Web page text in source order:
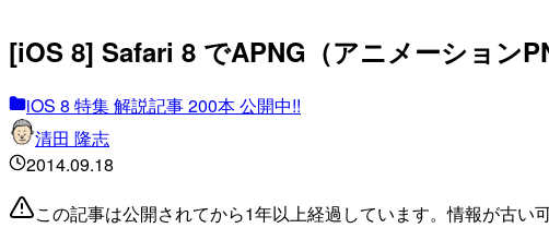
[iOS 8] Safari 8 でAPNG（アニメーション
iOS 8 特集 解説記事 200本 公開中!!
清田 隆志
2014.09.18
この記事は公開されてから1年以上経過しています。情報が古い